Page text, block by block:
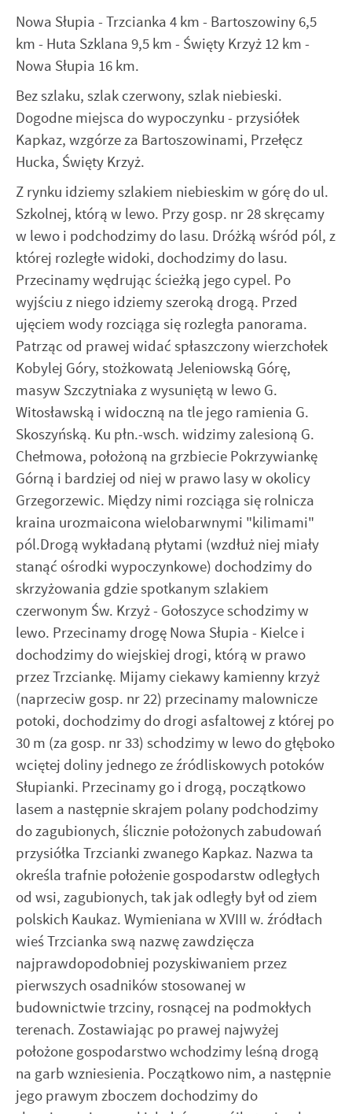
Nowa Słupia - Trzcianka 4 km - Bartoszowiny 6,5
km - Huta Szklana 9,5 km - Święty Krzyż 12 km -
Nowa Słupia 16 km.
Bez szlaku, szlak czerwony, szlak niebieski.
Dogodne miejsca do wypoczynku - przysiółek
Kapkaz, wzgórze za Bartoszowinami, Przełęcz
Hucka, Święty Krzyż.
Z rynku idziemy szlakiem niebieskim w górę do ul.
Szkolnej, którą w lewo. Przy gosp. nr 28 skręcamy
w lewo i podchodzimy do lasu. Dróżką wśród pól, z
której rozległe widoki, dochodzimy do lasu.
Przecinamy wędrując ścieżką jego cypel. Po
wyjściu z niego idziemy szeroką drogą. Przed
ujęciem wody rozciąga się rozległa panorama.
Patrząc od prawej widać spłaszczony wierzchołek
Kobylej Góry, stożkowatą Jeleniowską Górę,
masyw Szczytniaka z wysuniętą w lewo G.
Witosławską i widoczną na tle jego ramienia G.
Skoszyńską. Ku płn.-wsch. widzimy zalesioną G.
Chełmowa, położoną na grzbiecie Pokrzywiankę
Górną i bardziej od niej w prawo lasy w okolicy
Grzegorzewic. Między nimi rozciąga się rolnicza
kraina urozmaicona wielobarwnymi "kilimami"
pól.Drogą wykładaną płytami (wzdłuż niej miały
stanąć ośrodki wypoczynkowe) dochodzimy do
skrzyżowania gdzie spotkanym szlakiem
czerwonym Św. Krzyż - Gołoszyce schodzimy w
lewo. Przecinamy drogę Nowa Słupia - Kielce i
dochodzimy do wiejskiej drogi, którą w prawo
przez Trzciankę. Mijamy ciekawy kamienny krzyż
(naprzeciw gosp. nr 22) przecinamy malownicze
potoki, dochodzimy do drogi asfaltowej z której po
30 m (za gosp. nr 33) schodzimy w lewo do głęboko
wciętej doliny jednego ze źródliskowych potoków
Słupianki. Przecinamy go i drogą, początkowo
lasem a następnie skrajem polany podchodzimy
do zagubionych, ślicznie położonych zabudowań
przysiółka Trzcianki zwanego Kapkaz. Nazwa ta
określa trafnie położenie gospodarstw odległych
od wsi, zagubionych, tak jak odległy był od ziem
polskich Kaukaz. Wymieniana w XVIII w. źródłach
wieś Trzcianka swą nazwę zawdzięcza
najprawdopodobniej pozyskiwaniem przez
pierwszych osadników stosowanej w
budownictwie trzciny, rosnącej na podmokłych
terenach. Zostawiając po prawej najwyżej
położone gospodarstwo wchodzimy leśną drogą
na garb wzniesienia. Początkowo nim, a następnie
jego prawym zboczem dochodzimy do